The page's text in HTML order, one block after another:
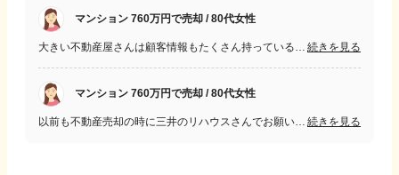
マンション 760万円で売却 / 80代女性
続きを見る
マンション 760万円で売却 / 80代女性
続きを見る